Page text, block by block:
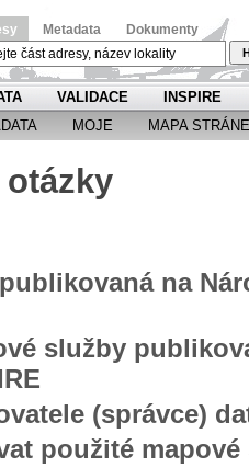
Metadata Dokumenty
VALIDACE
INSPIRE
MOJE MAPA
otázky
na
služby
(správce)
použité